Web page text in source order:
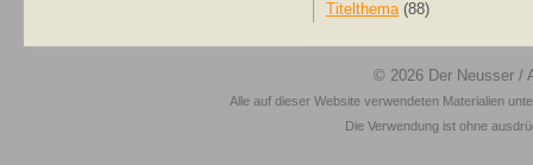
Titelthema(88)
© 2026 Der Neusser /
Alle auf dieser Website verwendeten Materialien
Die Verwendung ist ohne